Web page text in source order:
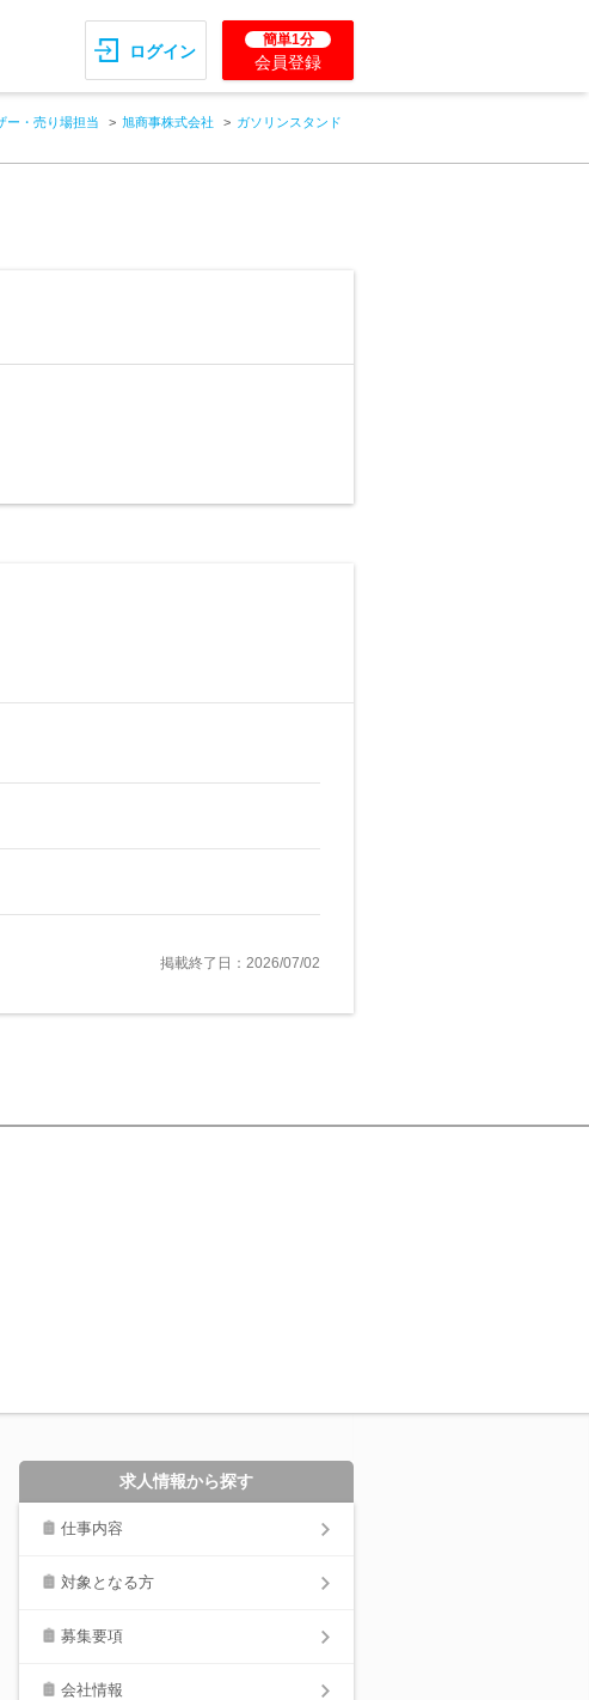
ログイン
簡単1分
会員登録
ー・売り場担当 旭商事株式会社
ガソリンスタンド
掲載終了日：2026/07/02
求人情報から探す
仕事内容
対象となる方
募集要項
会社情報